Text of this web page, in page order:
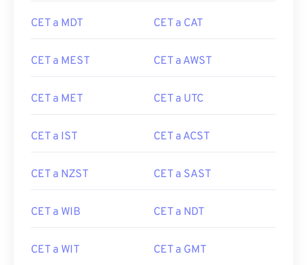
CET a MDT CET a CAT
CET a MEST CET a AWST
CET a MET CET a UTC
CET a IST CET a ACST
CET a NZST CET a SAST
CET a WIB CET a NDT
CET a WIT CET a GMT